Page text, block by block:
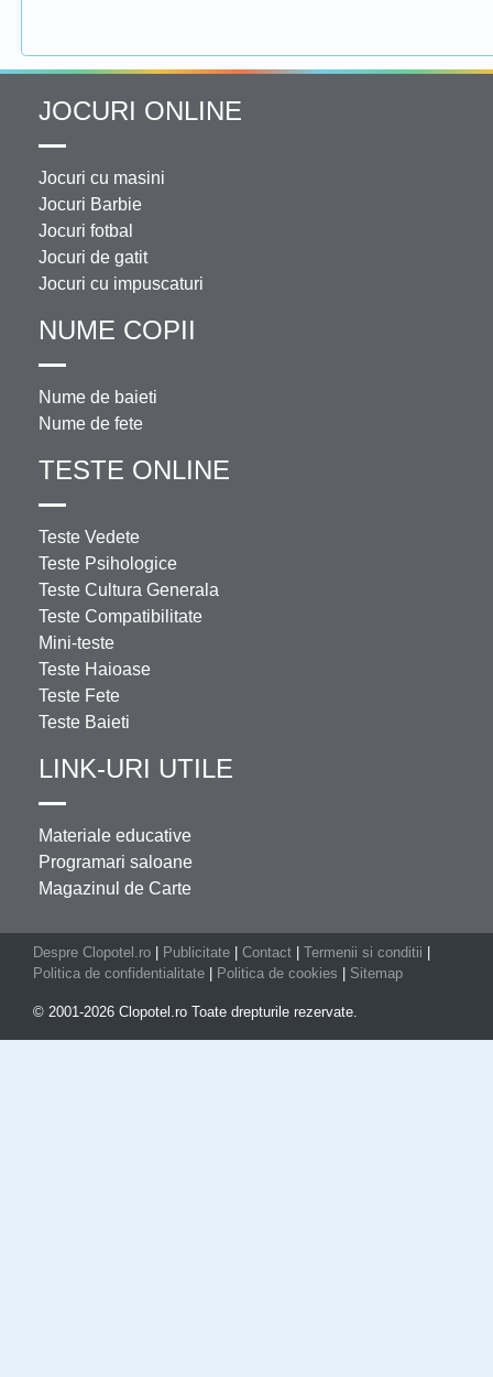
JOCURI ONLINE
Jocuri cu masini
Jocuri Barbie
Jocuri fotbal
Jocuri de gatit
Jocuri cu impuscaturi
NUME COPII
Nume de baieti
Nume de fete
TESTE ONLINE
Teste Vedete
Teste Psihologice
Teste Cultura Generala
Teste Compatibilitate
Mini-teste
Teste Haioase
Teste Fete
Teste Baieti
LINK-URI UTILE
Materiale educative
Programari saloane
Magazinul de Carte
Despre Clopotel.ro Publicitate Contact Termenii si conditii
Politica de confidentialitate
Politica de cookies Sitemap
© 2001-2026 Clopotel.ro Toate drepturile rezervate.